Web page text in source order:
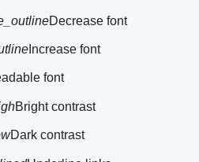
Decrease font
Increase font
font
Bright contrast
Dark contrast